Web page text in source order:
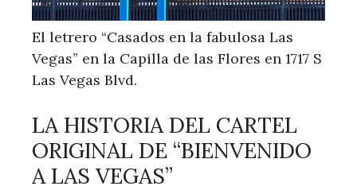
El letrero “Casados ​​en la fabulosa Las
Vegas” en la Capilla de las Flores en 1717 S
Las Vegas Blvd.
LA HISTORIA DEL CARTEL
ORIGINAL DE “BIENVENIDO
A LAS VEGAS”